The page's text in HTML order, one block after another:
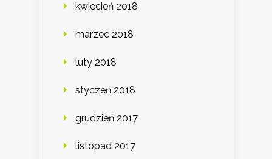
kwiecień 2018
marzec 2018
luty 2018
styczeń 2018
grudzień 2017
listopad 2017